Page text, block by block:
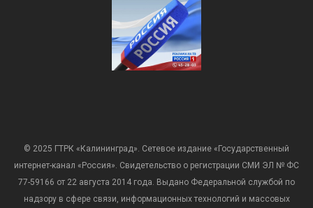
© 2025 ГТРК «Калининград». Сетевое издание «Государственный
интернет-канал «Россия». Свидетельство о регистрации СМИ ЭЛ № ФС
77-59166 от 22 августа 2014 года. Выдано Федеральной службой по
надзору в сфере связи, информационных технологий и массовых